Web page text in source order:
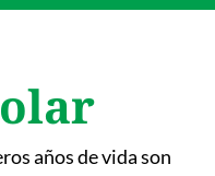
años de vida son